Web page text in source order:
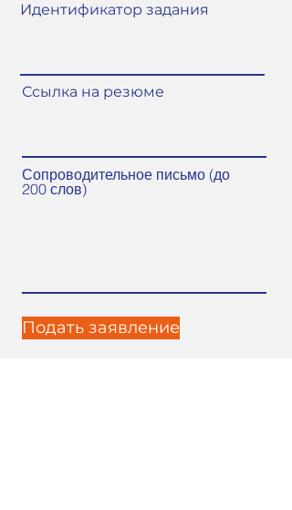
Идентификатор задания
Ссылка на резюме
Сопроводительное письмо (до
200 слов)
Подать заявление